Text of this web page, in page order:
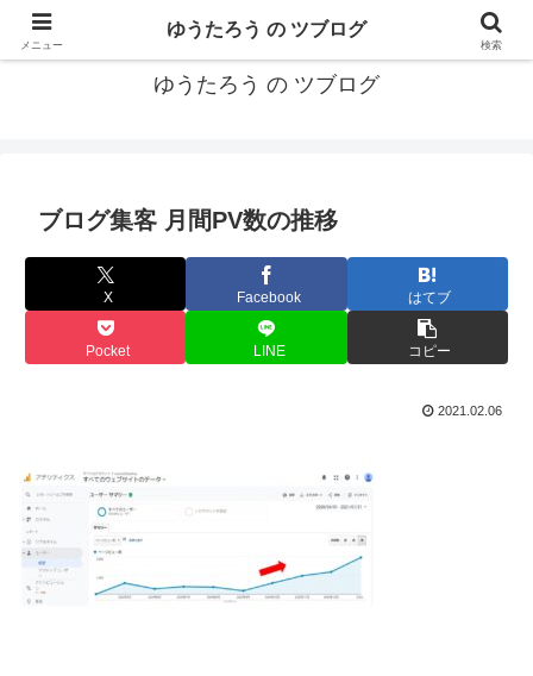
カリフォルニアMBA卒40代がMBA・キャリアとEコマースについて発信
ゆうたろう の ツブログ
ブログ集客 月間PV数の推移
X Facebook はてブ
Pocket LINE コピー
2021.02.06
メニュー
ゆうたろう の ツブログ
検索